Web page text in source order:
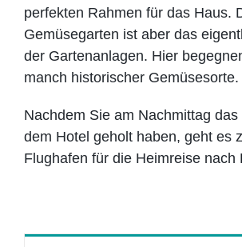
perfekten Rahmen für das Haus.
Gemüsegarten ist aber das
der Gartenanlagen. Hier
manch historischer Gemüsesorte.
Nachdem Sie am Nachmittag
dem Hotel geholt haben, geht es
Flughafen für die Heimreise nach